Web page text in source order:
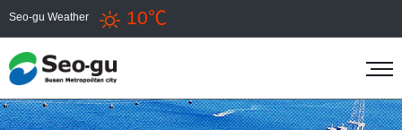
Seo-gu Weather 10℃